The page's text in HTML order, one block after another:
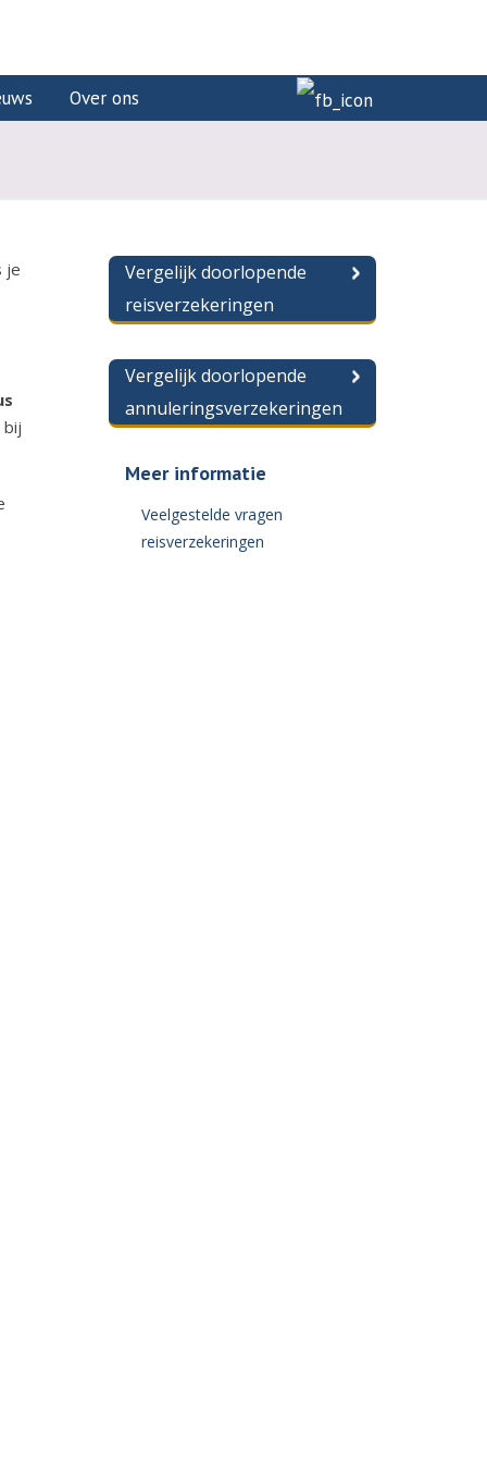
Over ons
je
bij
Vergelijk doorlopende
reisverzekeringen
Vergelijk doorlopende
annuleringsverzekeringen
Meer informatie
Veelgestelde vragen
reisverzekeringen